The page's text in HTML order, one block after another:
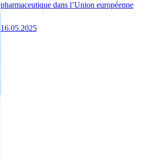
pharmaceutique dans l’Union européenne
16.05.2025